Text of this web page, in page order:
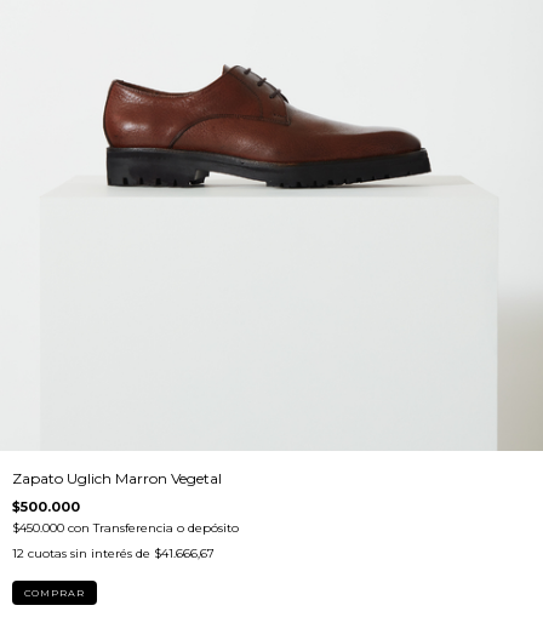
Zapato Uglich Marron Vegetal
$500.000
$450.000 con Transferencia o depósito
12 cuotas sin interés de $41.666,67
COMPRAR